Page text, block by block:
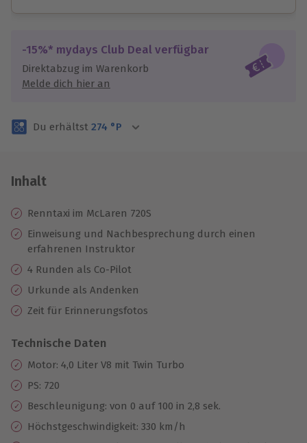
Jeder Gutschein für alle Erlebnisse einlösbar.
Maximale Sicherheit
3 Jahre gültig & verlängerbar.
-15%* mydays Club Deal verfügbar
Direktabzug im Warenkorb
Melde dich hier an
Du erhältst 274 °P
Inhalt
Renntaxi im McLaren 720S
Einweisung und Nachbesprechung durch einen
erfahrenen Instruktor
4 Runden als Co-Pilot
Urkunde als Andenken
Zeit für Erinnerungsfotos
Technische Daten
Motor: 4,0 Liter V8 mit Twin Turbo
PS: 720
Beschleunigung: von 0 auf 100 in 2,8 sek.
Höchstgeschwindigkeit: 330 km/h